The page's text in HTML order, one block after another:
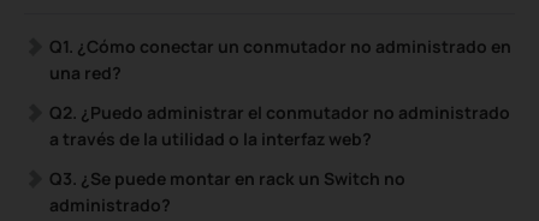
Q1. ¿Cómo conectar un conmutador no administrado en
una red?
Q2. ¿Puedo administrar el conmutador no administrado
a través de la utilidad o la interfaz web?
Q3. ¿Se puede montar en rack un Switch no
administrado?